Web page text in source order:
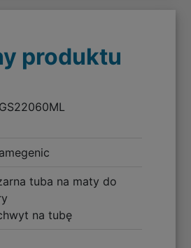
produktu
tuba na maty do
na tubę